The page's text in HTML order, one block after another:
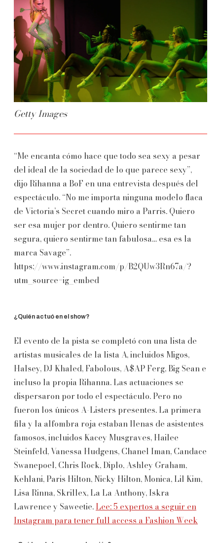
Getty Images
“Me encanta cómo hace que todo sea sexy a pesar
del ideal de la sociedad de lo que parece sexy”,
dijo Rihanna a BoF en una entrevista después del
espectáculo. “No me importa ninguna modelo flaca
de Victoria’s Secret cuando miro a Parris. Quiero
ser esa mujer por dentro. Quiero sentirme tan
segura, quiero sentirme tan fabulosa… esa es la
marca Savage”.
https://www.instagram.com/p/B2QUw3Rn67a/?
utm_source=ig_embed
¿Quién actuó en el show?
El evento de la pista se completó con una lista de
artistas musicales de la lista A, incluidos Migos,
Halsey, DJ Khaled, Fabolous, A$AP Ferg, Big Sean e
incluso la propia Rihanna. Las actuaciones se
dispersaron por todo el espectáculo. Pero no
fueron los únicos A-Listers presentes. La primera
fila y la alfombra roja estaban llenas de asistentes
famosos, incluidos Kacey Musgraves, Hailee
Steinfeld, Vanessa Hudgens, Chanel Iman, Candace
Swanepoel, Chris Rock, Diplo, Ashley Graham,
Kehlani, Paris Hilton, Nicky Hilton, Monica, Lil Kim,
Lisa Rinna, Skrillex, La La Anthony, Iskra
Lawrence y Saweetie. Lee: 5 expertos a seguir en
Instagram para tener full access a Fashion Week